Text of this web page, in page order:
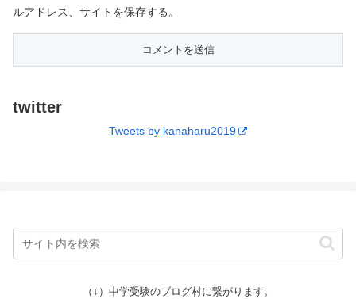
ルアドレス、サイトを保存する。
twitter
Tweets by kanaharu2019
（↓）中学受験のブログ村に繋がります。